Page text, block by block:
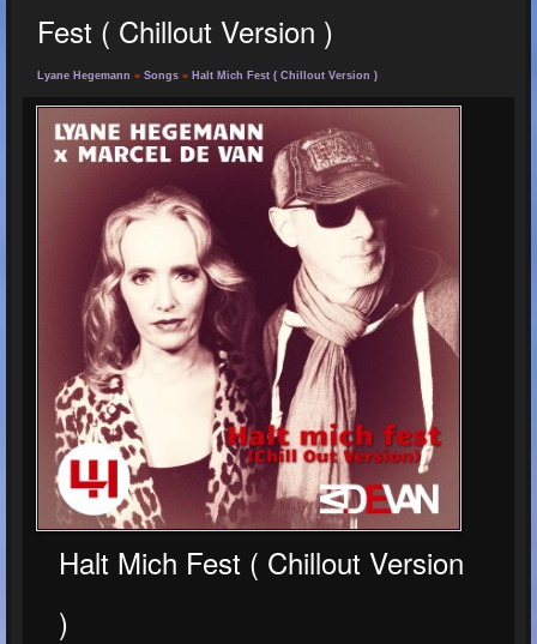
Fest ( Chillout Version )
Lyane Hegemann » Songs » Halt Mich Fest ( Chillout Version )
Halt Mich Fest ( Chillout Version
)